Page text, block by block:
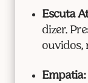
Escuta
dizer.
ouvidos,
Empatia: